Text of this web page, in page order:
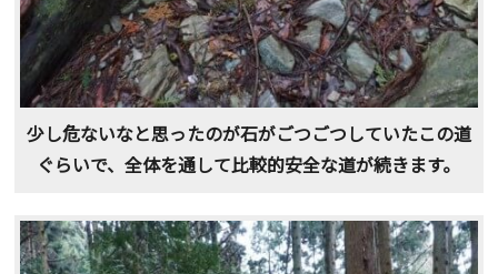
少し危ないなと思ったのが石がごつごつしていたこの道
ぐらいで、全体を通して比較的安全な道が続きます。